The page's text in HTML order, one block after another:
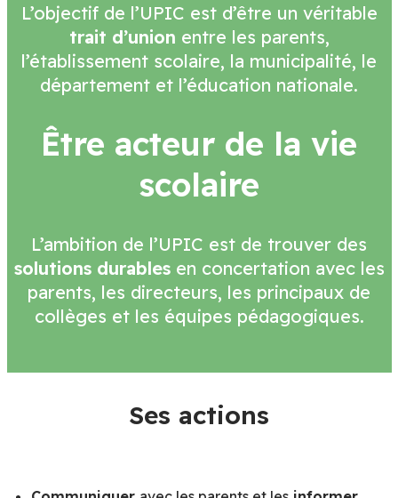
L’objectif de l’UPIC est d’être un véritable
trait d’union entre les parents,
l’établissement scolaire, la municipalité, le
département et l’éducation nationale.
Être acteur de la vie
scolaire
L’ambition de l’UPIC est de trouver des
solutions durablesen concertation avec les
parents, les directeurs, les principaux de
collèges et les équipes pédagogiques.
Ses actions